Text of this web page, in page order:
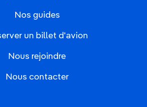
Nos guides
un billet d'avion
Nous rejoindre
Nous contacter